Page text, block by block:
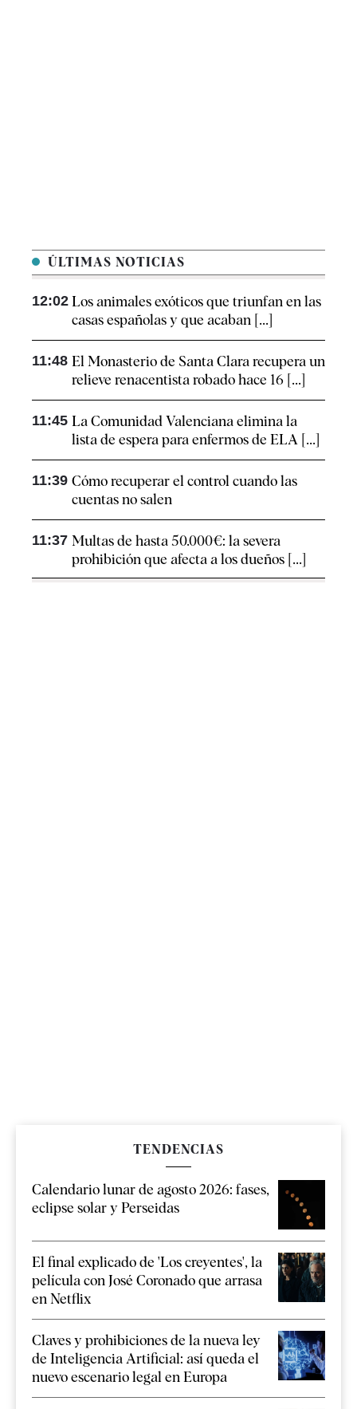
ÚLTIMAS NOTICIAS
12:02 Los animales exóticos que triunfan en las
casas españolas y que acaban [...]
11:48 El Monasterio de Santa Clara recupera un
relieve renacentista robado hace 16 [...]
11:45 La Comunidad Valenciana elimina la
lista de espera para enfermos de ELA [...]
11:39 Cómo recuperar el control cuando las
cuentas no salen
11:37 Multas de hasta 50.000€: la severa
prohibición que afecta a los dueños [...]
TENDENCIAS
Calendario lunar de agosto 2026: fases,
eclipse solar y Perseidas
El final explicado de 'Los creyentes', la
película con José Coronado que arrasa
en Netflix
Claves y prohibiciones de la nueva ley
de Inteligencia Artificial: así queda el
nuevo escenario legal en Europa